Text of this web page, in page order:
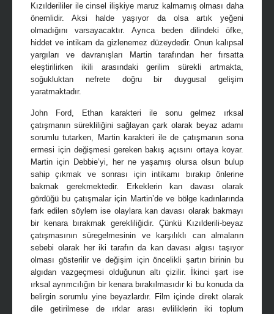
Kızılderililer ile cinsel ilişkiye maruz kalmamış olması daha
önemlidir. Aksi halde yaşıyor da olsa artık yeğeni
olmadığını varsayacaktır. Ayrıca beden dilindeki öfke,
hiddet ve intikam da gizlenemez düzeydedir. Onun kalıpsal
yargıları ve davranışları Martin tarafından her fırsatta
eleştirilirken ikili arasındaki gerilim sürekli artmakta,
soğukluktan nefrete doğru bir duygusal gelişim
yaratmaktadır.
John Ford, Ethan karakteri ile sonu gelmez ırksal
çatışmanın sürekliliğini sağlayan çark olarak beyaz adamı
sorumlu tutarken, Martin karakteri ile de çatışmanın sona
ermesi için değişmesi gereken bakış açısını ortaya koyar.
Martin için Debbie’yi, her ne yaşamış olursa olsun bulup
sahip çıkmak ve sonrası için intikamı bırakıp önlerine
bakmak gerekmektedir. Erkeklerin kan davası olarak
gördüğü bu çatışmalar için Martin’de ve bölge kadınlarında
fark edilen söylem ise olaylara kan davası olarak bakmayı
bir kenara bırakmak gerekliliğidir. Çünkü Kızılderili-beyaz
çatışmasının süregelmesinin ve karşılıklı can almaların
sebebi olarak her iki tarafın da kan davası algısı taşıyor
olması gösterilir ve değişim için öncelikli şartın birinin bu
algıdan vazgeçmesi olduğunun altı çizilir. İkinci şart ise
ırksal ayrımcılığın bir kenara bırakılmasıdır ki bu konuda da
belirgin sorumlu yine beyazlardır. Film içinde direkt olarak
dile getirilmese de ırklar arası evliliklerin iki toplum